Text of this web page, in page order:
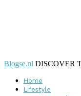
Blogse.nl DISCOVER
Home
Lifestyle